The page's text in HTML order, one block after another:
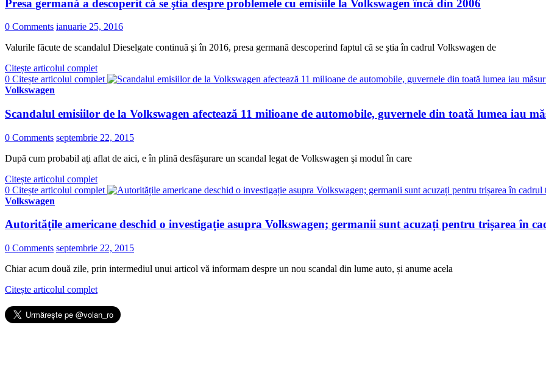
Presa germană a descoperit că se ştia despre problemele cu emisiile la Volkswagen încă din 2006
0 Comments ianuarie 25, 2016
Valurile făcute de scandalul Dieselgate continuă şi în 2016, presa germană descoperind faptul că se ştia în cadrul Volkswagen de
Citește articolul complet
0 Citește articolul complet
Volkswagen
Scandalul emisiilor de la Volkswagen afectează 11 milioane de automobile, guvernele din toată lumea iau
0 Comments septembrie 22, 2015
După cum probabil aţi aflat de aici, e în plină desfăşurare un scandal legat de Volkswagen şi modul în care
Citește articolul complet
0 Citește articolul complet
Volkswagen
Autoritățile americane deschid o investigație asupra Volkswagen; germanii sunt acuzați pentru trișarea în
0 Comments septembrie 22, 2015
Chiar acum două zile, prin intermediul unui articol vă informam despre un nou scandal din lume auto, și anume acela
Citește articolul complet